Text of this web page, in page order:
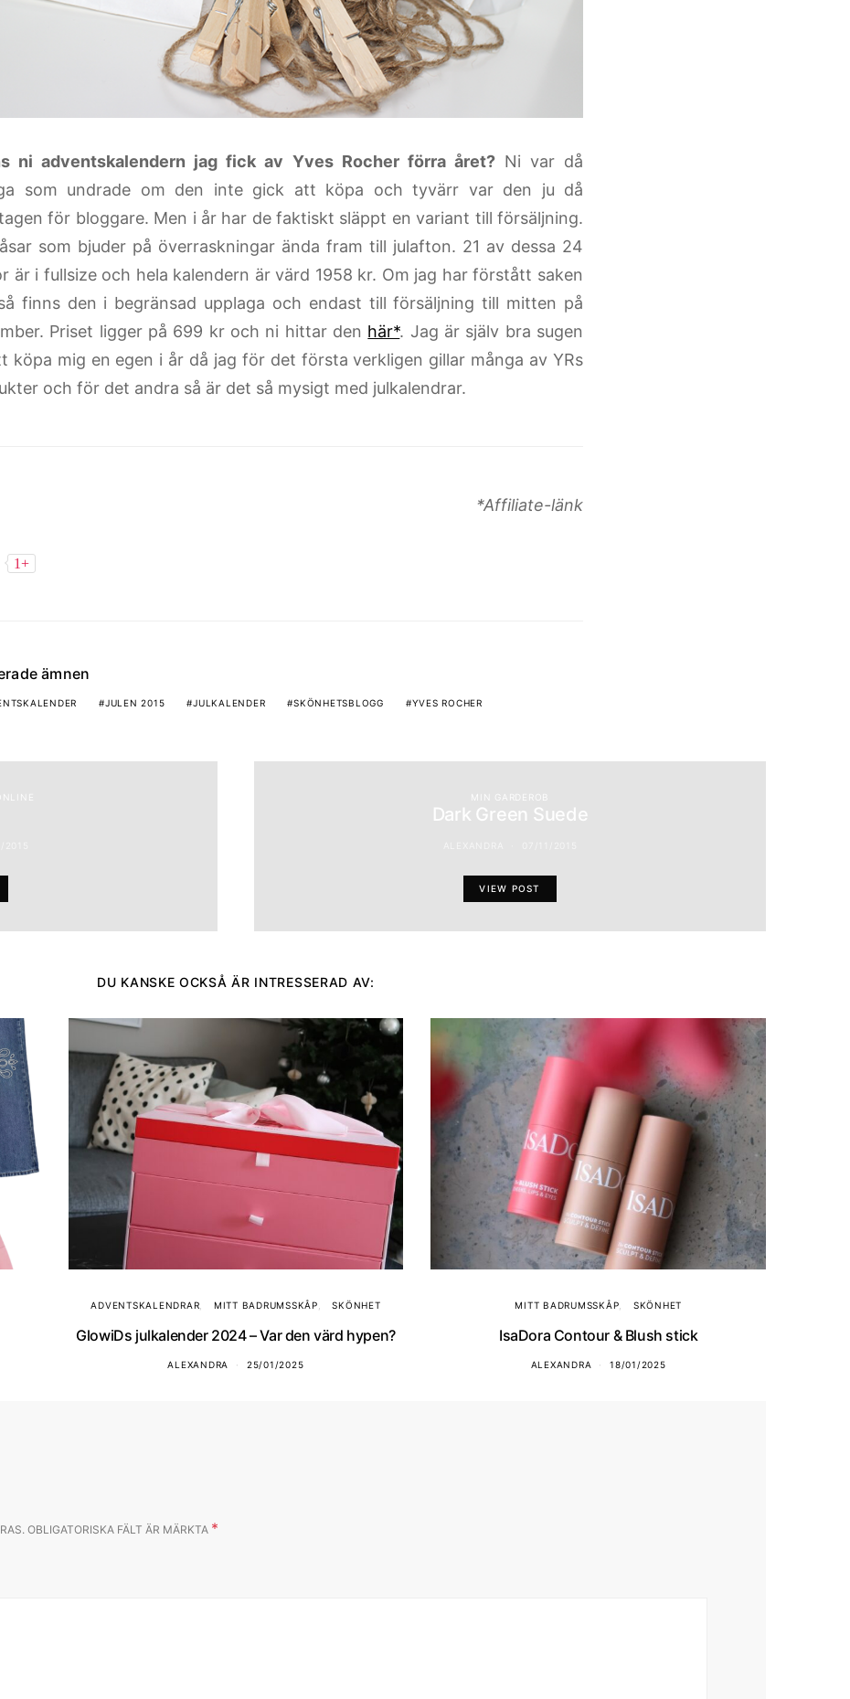
ni adventskalendern jag fick av Yves Rocher förra året?Ni var då
som undrade om den inte gick att köpa och tyvärr var den ju då
för bloggare. Men i år har de faktiskt släppt en variant till försäljning.
som bjuder på överraskningar ända fram till julafton. 21 av dessa 24
är i fullsize och hela kalendern är värd 1958 kr. Om jag har förstått saken
finns den i begränsad upplaga och endast till försäljning till mitten på
Priset ligger på 699 kr och ni hittar den här*. Jag är själv bra sugen
köpa mig en egen i år då jag för det första verkligen gillar många av YRs
och för det andra så är det så mysigt med julkalendrar.
*Affiliate-länk
1+
ämnen
JULEN 2015 JULKALENDER SKÖNHETSBLOGG YVES ROCHER
MIN GARDEROB
Dark Green Suede
VIEW POST
DU KANSKE OCKSÅ ÄR INTRESSERAD AV:
ADVENTSKALENDRAR MITT BADRUMSSKÅP SKÖNHET
GlowiDs julkalender 2024 – Var den värd hypen?
ALEXANDRA 25/01/2025
MITT BADRUMSSKÅP SKÖNHET
IsaDora Contour & Blush stick
ALEXANDRA 18/01/2025
OBLIGATORISKA FÄLT ÄR MÄRKTA *